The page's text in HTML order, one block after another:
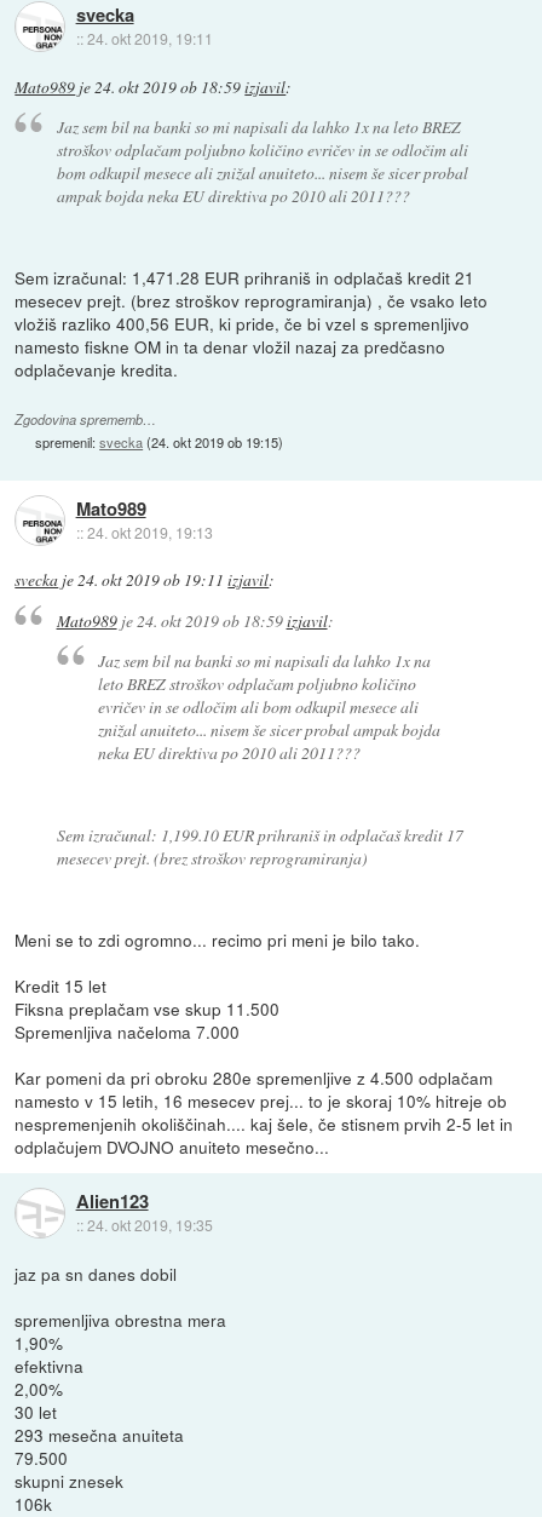
svecka
::24. okt 2019, 19:11
Mato989 je24. okt 2019 ob 18:59izjavil:
Jaz sem bil na banki so mi napisali da lahko 1x na leto BREZ
stroškov odplačam poljubno količino evričev in se odločim ali
bom odkupil mesece ali znižal anuiteto... nisem še sicer probal
ampak bojda neka EU direktiva po 2010 ali 2011???
Sem izračunal: 1,471.28 EUR prihraniš in odplačaš kredit 21
mesecev prejt. (brez stroškov reprogramiranja) , če vsako leto
vložiš razliko 400,56 EUR, ki pride, če bi vzel s spremenljivo
namesto fiskne OM in ta denar vložil nazaj za predčasno
odplačevanje kredita.
Zgodovina sprememb…
spremenil:svecka(24. okt 2019 ob 19:15)
Mato989
::24. okt 2019, 19:13
svecka je24. okt 2019 ob 19:11 izjavil:
Mato989je24. okt 2019 ob 18:59izjavil:
Jaz sem bil na banki so mi napisali da lahko 1x na
leto BREZ stroškov odplačam poljubno količino
evričev in se odločim ali bom odkupil mesece ali
znižal anuiteto... nisem še sicer probal ampak bojda
neka EU direktiva po 2010 ali 2011???
Sem izračunal: 1,199.10 EUR prihraniš in odplačaš kredit 17
mesecev prejt. (brez stroškov reprogramiranja)
Meni se to zdi ogromno... recimo pri meni je bilo tako.
Kredit 15 let
Fiksna preplačam vse skup 11.500
Spremenljiva načeloma 7.000
Kar pomeni da pri obroku 280e spremenljive z 4.500 odplačam
namesto v 15 letih, 16 mesecev prej... to je skoraj 10% hitreje ob
nespremenjenih okoliščinah.... kaj šele, če stisnem prvih 2-5 let in
odplačujem DVOJNO anuiteto mesečno...
Alien123
::24. okt 2019, 19:35
jaz pa sn danes dobil
spremenljiva obrestna mera
1,90%
efektivna
2,00%
30 let
293 mesečna anuiteta
79.500
skupni znesek
106k